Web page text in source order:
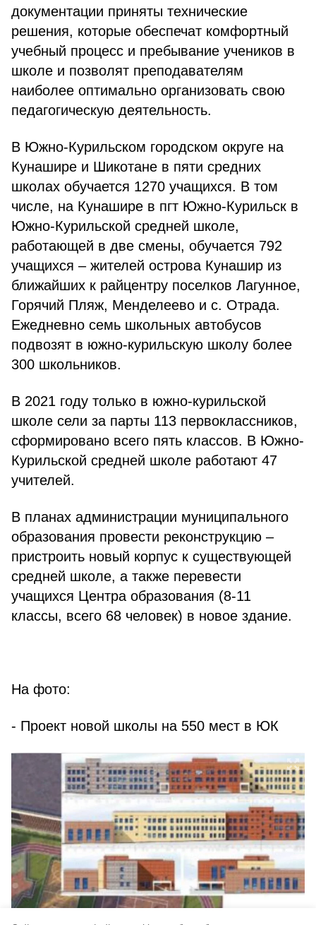
документации приняты технические
решения, которые обеспечат комфортный
учебный процесс и пребывание учеников в
школе и позволят преподавателям
наиболее оптимально организовать свою
педагогическую деятельность.
В Южно-Курильском городском округе на
Кунашире и Шикотане в пяти средних
школах обучается 1270 учащихся. В том
числе, на Кунашире в пгт Южно-Курильск в
Южно-Курильской средней школе,
работающей в две смены, обучается 792
учащихся – жителей острова Кунашир из
ближайших к райцентру поселков Лагунное,
Горячий Пляж, Менделеево и с. Отрада.
Ежедневно семь школьных автобусов
подвозят в южно-курильскую школу более
300 школьников.
В 2021 году только в южно-курильской
школе сели за парты 113 первоклассников,
сформировано всего пять классов. В Южно-
Курильской средней школе работают 47
учителей.
В планах администрации муниципального
образования провести реконструкцию –
пристроить новый корпус к существующей
средней школе, а также перевести
учащихся Центра образования (8-11
классы, всего 68 человек) в новое здание.
На фото:
- Проект новой школы на 550 мест в ЮК